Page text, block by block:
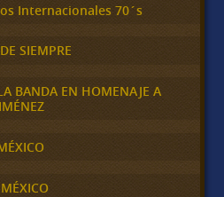
Internacionales 70´s
SIEMPRE
BANDA EN HOMENAJE A